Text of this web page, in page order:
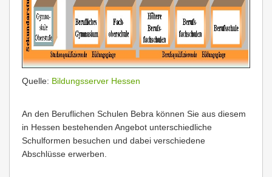
Quelle: Bildungsserver Hessen
An den Beruflichen Schulen Bebra können Sie aus diesem
in Hessen bestehenden Angebot unterschiedliche
Schulformen besuchen und dabei verschiedene
Abschlüsse erwerben.